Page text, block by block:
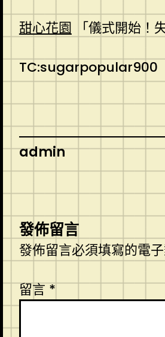
甜心花園 「儀式開始！
TC:sugarpopular900
admin
發佈留言
發佈留言必須填寫的電
留言*